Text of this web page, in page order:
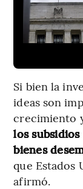
Si bien la
ideas son
crecimiento
los
bienes
que Estados
afirmó.